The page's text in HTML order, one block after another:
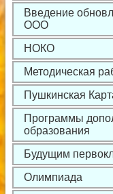
Введение
ООО
НОКО
Методическая
Пушкинская
Программы
образования
Будущим
Олимпиада